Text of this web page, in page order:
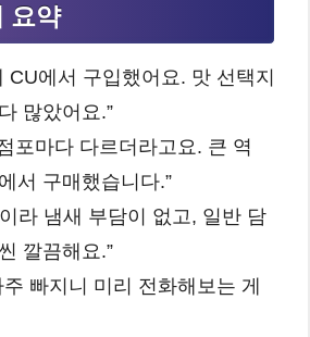
요약
CU에서 구입했어요. 맛 선택지
많았어요.”
포마다 다르더라고요. 큰 역
서 구매했습니다.”
라 냄새 부담이 없고, 일반 담
깔끔해요.”
주 빠지니 미리 전화해보는 게